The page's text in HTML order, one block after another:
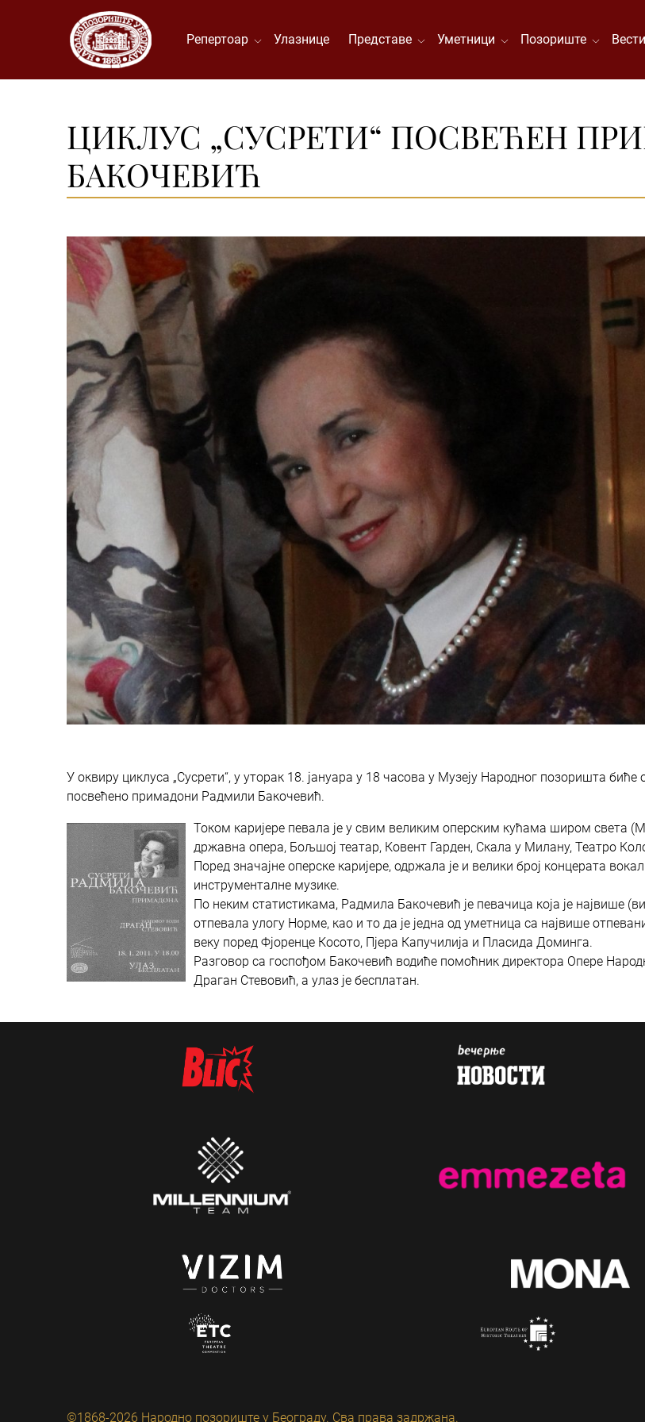
Репертоар Улазнице Представе Уметници Позориште Вести
ЦИКЛУС „СУСРЕТИ“ ПОСВЕЋЕН
БАКОЧЕВИЋ
У оквиру циклуса „Сусрети“, у уторак 18. јануара у 18 часова у Музеју Народног позоришта биће
посвећено примадони Радмили Бакочевић.
Током каријере певала је у свим великим оперским кућама широм света
државна опера, Бoљшој театар, Ковент Гарден, Скала у Милану, Театро
Поред значајне оперске каријере, одржала је и велики број концерата
инструменталне музике.
По неким статистикама, Радмила Бакочевић је певачица која је највише
отпевала улогу Норме, као и то да је једна од уметница са највише
веку поред Фјоренце Косото, Пјера Капучилија и Пласида Доминга.
Разговор са госпођом Бакочевић водиће помоћник директора Опере
Драган Стевовић, а улаз је бесплатан.
©1868-2026 Народно позориште у Београду. Сва права задржана.